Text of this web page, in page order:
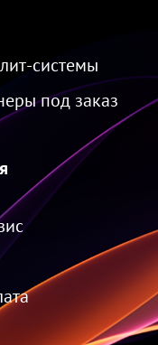
системы
под заказ